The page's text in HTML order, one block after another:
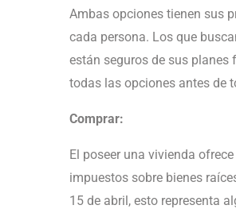
Ambas opciones tienen sus
cada persona. Los que
están seguros de sus
todas las opciones antes de
Comprar:
El poseer una vivienda
impuestos sobre bienes
15 de abril, esto representa